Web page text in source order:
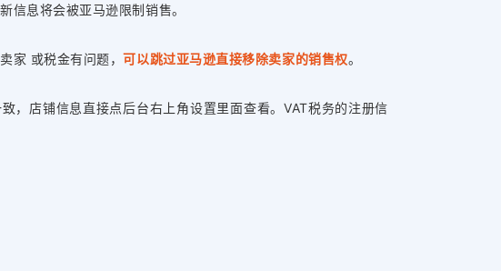
信息将会被亚马逊限制销售。
家 或税金有问题，可以跳过亚马逊直接移除卖家的销售权。
，店铺信息直接点后台右上角设置里面查看。VAT税务的注册信